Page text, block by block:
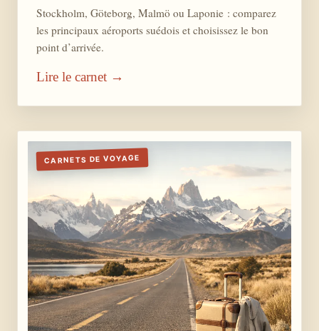
Stockholm, Göteborg, Malmö ou Laponie : comparez
les principaux aéroports suédois et choisissez le bon
point d’arrivée.
Lire le carnet →
CARNETS DE VOYAGE